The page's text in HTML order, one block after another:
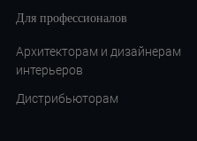
Для профессионалов
Архитекторам и дизайнерам
интерьеров
Дистрибьюторам